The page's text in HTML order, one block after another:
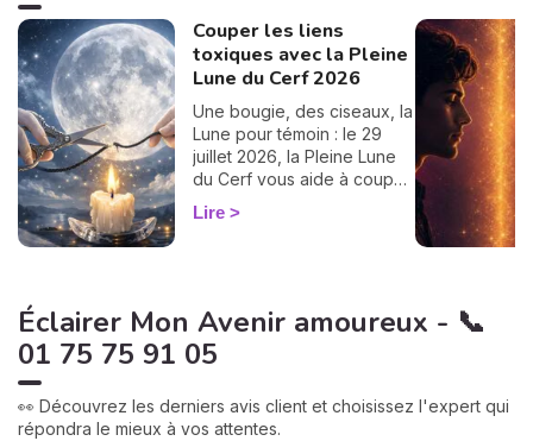
Couper les liens
toxiques avec la Pleine
Lune du Cerf 2026
Une bougie, des ciseaux, la
Lune pour témoin : le 29
juillet 2026, la Pleine Lune
du Cerf vous aide à couper
un lien toxique. Le rituel pas
à pas.
Lire
Éclairer Mon Avenir amoureux - 📞
01 75 75 91 05
👀 Découvrez les derniers avis client et choisissez l'expert qui
répondra le mieux à vos attentes.